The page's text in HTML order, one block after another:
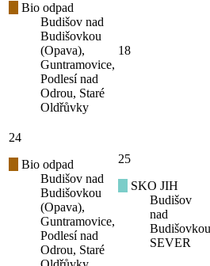
Bio odpad
Budišov nad
Budišovkou
(Opava),
Guntramovice,
Podlesí nad
Odrou, Staré
Oldřůvky
18
24
Bio odpad
Budišov nad
Budišovkou
(Opava),
Guntramovice,
Podlesí nad
Odrou, Staré
25
SKO JIH
Budišov
nad
Budišovkou
SEVER